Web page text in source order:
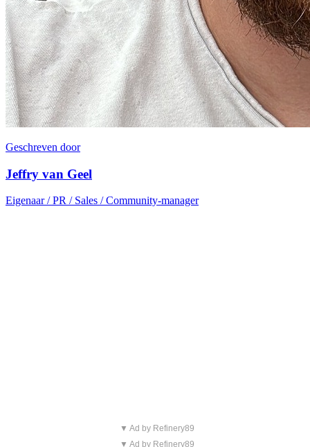
Geschreven door
Jeffry van Geel
Eigenaar / PR / Sales / Community-manager
▼ Ad by Refinery89
▼ Ad by Refinery89